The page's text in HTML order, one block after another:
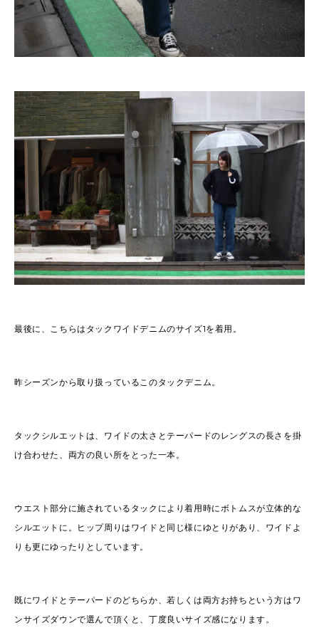
最後に、こちらはタックワイドデニムのサイズ1を着用。
昨シーズンから取り扱っているこのタックデニム。
タックシルエットは、ワイドの太さとテーパードのレングスの長さを掛
け合わせた、両方の良い所をとった一本。
ウエスト部分に施されているタックにより着用時にボトムスが立体的な
シルエットに。ヒップ周りはワイドと同じ様にゆとりがあり、ワイドよ
りも更にゆったりとしています。
既にワイドとテーパードのどちらか、若しくは両方お持ちという方はワ
ンサイズダウンで選んで頂くと、丁度良いサイズ感になります。